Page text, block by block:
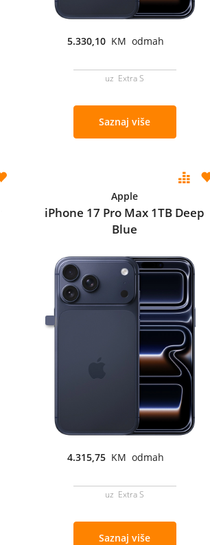
5.330,10 KM odmah
uz Extra S
Saznaj više
Apple
iPhone 17 Pro Max 1TB Deep
Blue
4.315,75 KM odmah
uz Extra S
Saznaj više